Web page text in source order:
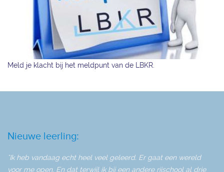
Meld je klacht bij het meldpunt van de LBKR.
Nieuwe leerling:
"Ik heb vandaag echt heel veel geleerd. Er gaat een wereld
voor me open. En dat terwijl ik bij een andere rijschool al drie